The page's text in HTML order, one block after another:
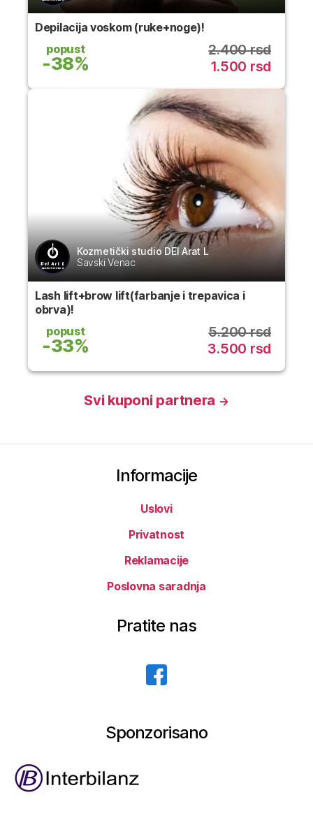
Depilacija voskom (ruke+noge)!
popust
-38%
2.400 rsd
1.500 rsd
Kozmetički studio DEl Arat L
Savski Venac
Lash lift+brow lift(farbanje i trepavica i
obrva)!
popust
-33%
5.200 rsd
3.500 rsd
Svi kuponi partnera →
Informacije
Uslovi
Privatnost
Reklamacije
Poslovna saradnja
Pratite nas
Sponzorisano